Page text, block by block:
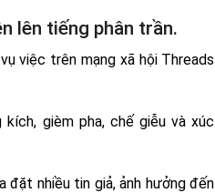
lên tiếng phân trần.
việc trên mạng xã hội Threads
kích, gièm pha, chế giễu và xúc
đặt nhiều tin giả, ảnh hưởng đến